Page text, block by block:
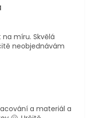
z 5 hvězdiček.
míru. Skvělá
neobjednávám
z 5 hvězdiček.
a materiál a